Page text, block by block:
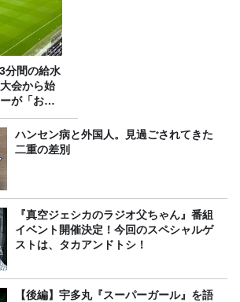
分間の給水
会から始
が「お
ハンセン病と外国人。見過ごされてきた
二重の差別
『真空ジェシカのラジオ父ちゃん』番組
イベント開催決定！今回のスペシャルゲ
ストは、タカアンドトシ！
【後編】宇多丸『スーパーガール』を語